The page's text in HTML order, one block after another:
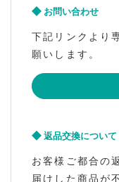
お問い合わせ
下記リンクより
願いします。
返品交換について
お客様ご都合の
届けした商品が